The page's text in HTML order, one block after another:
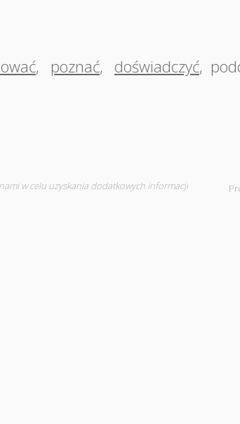
, poznać, doświadczyć,
w celu uzyskania dodatkowych informacji